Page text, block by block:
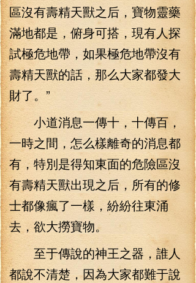
區沒有壽精天獸之后，寶物靈藥
滿地都是，俯身可搭，現有人探
試極危地帶，如果極危地帶沒有
壽精天獸的話，那么大家都發大
財了。”
小道消息一傳十，十傳百，
一時之間，怎么樣離奇的消息都
有，特別是得知東面的危險區沒
有壽精天獸出現之后，所有的修
士都像瘋了一樣，紛紛往東涌
去，欲大撈寶物。
至于傳說的神王之器，誰人
都說不清楚，因為大家都難于說